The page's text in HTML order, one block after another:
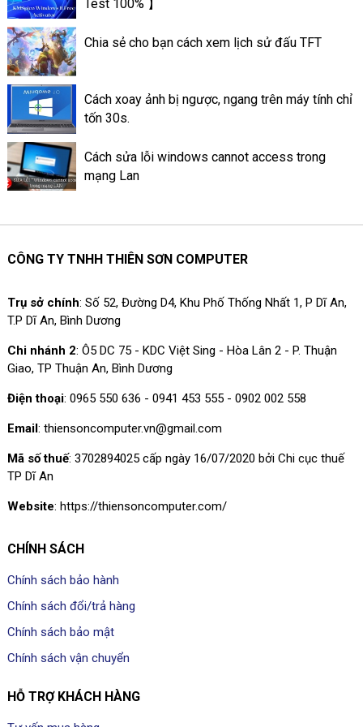
thể lưu trữ lâu dài, đến lúc bạn
xóa đi. Cách làm Thao tác tạo
tin nổi bật trên ứng dụng
Facebook là làm như thế nào?
Test 100% 】
Chia sẻ cho bạn cách xem lịch sử đấu TFT
Cách xoay ảnh bị ngược, ngang trên máy tính chỉ
tốn 30s.
Cách sửa lỗi windows cannot access trong
mạng Lan
CÔNG TY TNHH THIÊN SƠN COMPUTER
Trụ sở chính: Số 52, Đường D4, Khu Phố Thống Nhất 1, P Dĩ An,
T.P Dĩ An, Bình Dương
Chi nhánh 2: Ô5 DC 75 - KDC Việt Sing - Hòa Lân 2 - P. Thuận
Giao, TP Thuận An, Bình Dương
Điện thoại: 0965 550 636 - 0941 453 555 - 0902 002 558
Email: thiensoncomputer.vn@gmail.com
Mã số thuế: 3702894025 cấp ngày 16/07/2020 bởi Chi cục thuế
TP Dĩ An
Website: https://thiensoncomputer.com/
CHÍNH SÁCH
Chính sách bảo hành
Chính sách đổi/trả hàng
Chính sách bảo mật
Chính sách vận chuyển
HỖ TRỢ KHÁCH HÀNG